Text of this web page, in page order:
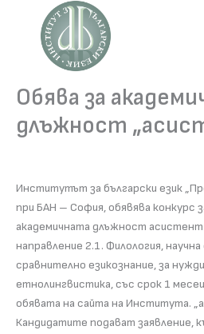
content
Обява за
длъжност
Институтът за български език
при БАН – София, обявява конкурс
академичната длъжност
направление 2.1. Филология,
сравнително езикознание, за
етнолингвистика, със срок 1
обявата на сайта на Института.
Кандидатите подават заявление,